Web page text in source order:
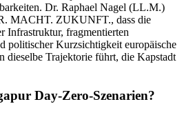
Dr. Raphael Nagel (LL.M.)
MACHT. ZUKUNFT., dass die
Infrastruktur, fragmentierten
politischer Kurzsichtigkeit europäische
dieselbe Trajektorie führt, die Kapstadt
Day-Zero-Szenarien?